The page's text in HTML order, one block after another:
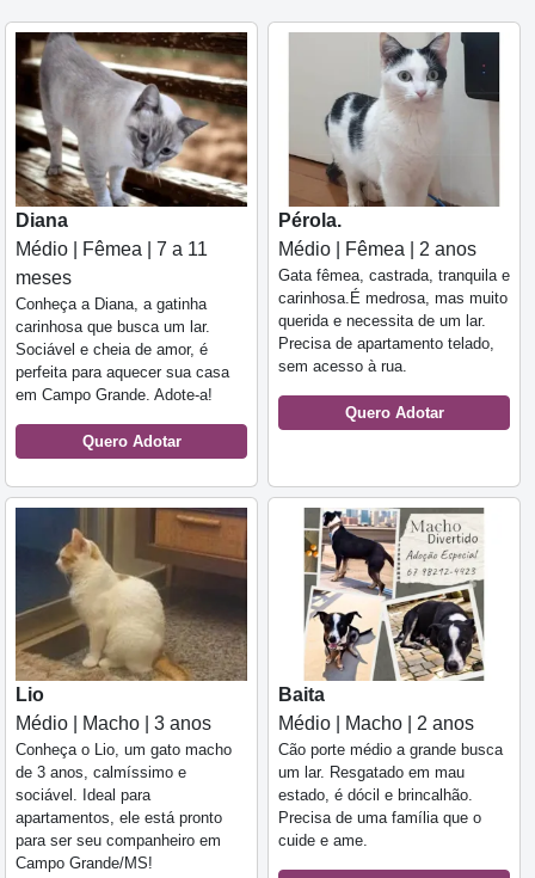
Diana
Médio | Fêmea | 7 a 11
meses
Conheça a Diana, a gatinha
carinhosa que busca um lar.
Sociável e cheia de amor, é
perfeita para aquecer sua casa
em Campo Grande. Adote-a!
Quero Adotar
Pérola.
Médio | Fêmea | 2 anos
Gata fêmea, castrada, tranquila e
carinhosa.É medrosa, mas muito
querida e necessita de um lar.
Precisa de apartamento telado,
sem acesso à rua.
Quero Adotar
Lio
Médio | Macho | 3 anos
Conheça o Lio, um gato macho
de 3 anos, calmíssimo e
sociável. Ideal para
apartamentos, ele está pronto
para ser seu companheiro em
Campo Grande/MS!
Baita
Médio | Macho | 2 anos
Cão porte médio a grande busca
um lar. Resgatado em mau
estado, é dócil e brincalhão.
Precisa de uma família que o
cuide e ame.